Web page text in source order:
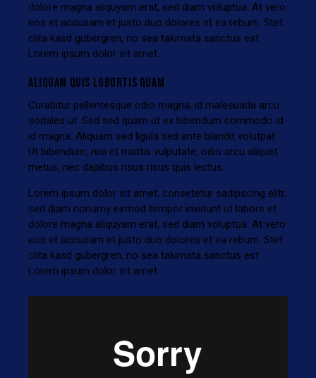
dolore magna aliquyam erat, sed diam voluptua. At vero
eos et accusam et justo duo dolores et ea rebum. Stet
clita kasd gubergren, no sea takimata sanctus est
Lorem ipsum dolor sit amet.
ALIQUAM QUIS LOBORTIS QUAM
Curabitur pellentesque odio magna, id malesuada arcu
sodales ut. Sed sed quam ut ex bibendum commodo id
id magna. Aliquam sed ligula sed ante blandit volutpat.
Ut bibendum, nisi et mattis vulputate, odio arcu aliquet
metus, nec dapibus risus risus quis lectus.
Lorem ipsum dolor sit amet, consetetur sadipscing elitr,
sed diam nonumy eirmod tempor invidunt ut labore et
dolore magna aliquyam erat, sed diam voluptua. At vero
eos et accusam et justo duo dolores et ea rebum. Stet
clita kasd gubergren, no sea takimata sanctus est
Lorem ipsum dolor sit amet.